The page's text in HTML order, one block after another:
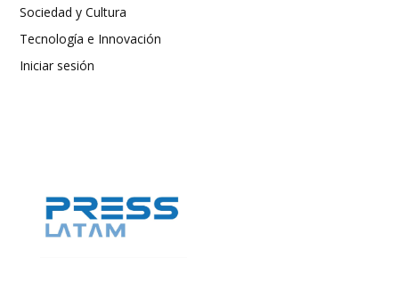
Sociedad y Cultura
Tecnología e Innovación
Iniciar sesión